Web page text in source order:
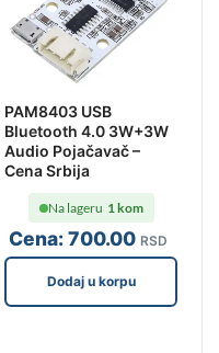
PAM8403 USB
Bluetooth 4.0 3W+3W
Audio Pojačavač –
Cena Srbija
Cena:700.00 RSD
Na lageru 1 kom
Dodaj u korpu